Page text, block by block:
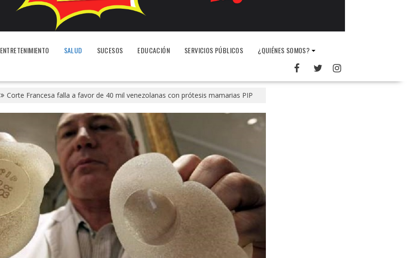
ENTRETENIMIENTO SALUD SUCESOS EDUCACIÓN SERVICIOS PÚBLICOS ¿QUIÉNES SOMOS?
Corte Francesa falla a favor de 40 mil venezolanas con prótesis mamarias PIP